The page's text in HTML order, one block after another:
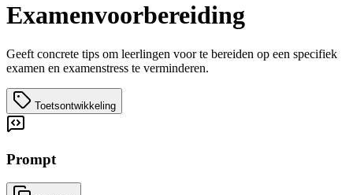
Examenvoorbereiding
Geeft concrete tips om leerlingen voor te bereiden op een specifiek
examen en examenstress te verminderen.
Toetsontwikkeling
Prompt